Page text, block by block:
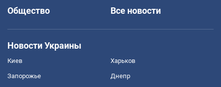
Общество
Все новости
Новости Украины
Киев Харьков
Запорожье Днепр